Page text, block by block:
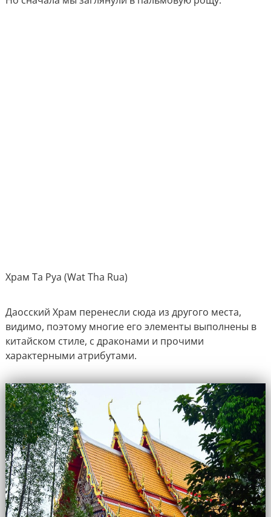
Храм Та Руа (Wat Tha Rua)
Даосский Храм перенесли сюда из другого места,
видимо, поэтому многие его элементы выполнены в
китайском стиле, с драконами и прочими
характерными атрибутами.